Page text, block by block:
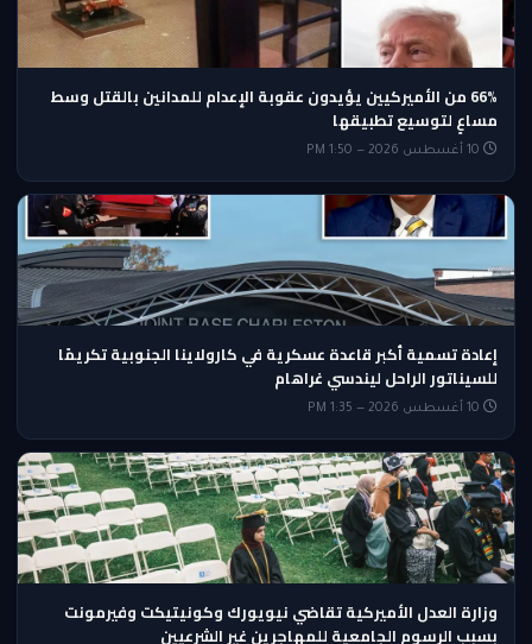
66% من الأميركيين يؤيدون عقوبة الإعدام للمدانين بالقتل وسط
مساعٍ لتوسيع تطبيقها
إعادة تسمية أكبر قاعدة عسكرية في كارولاينا الجنوبية تكريمًا
للسيناتور الراحل ليندسي غراهام
وزارة العدل الأميركية تقاضي نيويورك وكونيتيكت وفيرمونت
بسبب الرسوم الجامعية للمهاجرين غير الشرعيين